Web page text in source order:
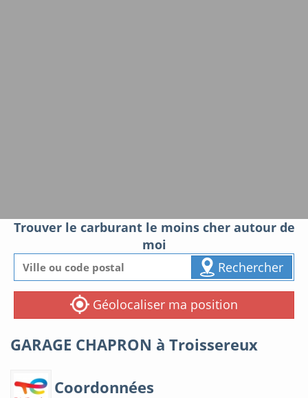
Trouver le carburant le moins cher autour de
moi
Rechercher
Géolocaliser ma position
GARAGE CHAPRON à Troissereux
Coordonnées